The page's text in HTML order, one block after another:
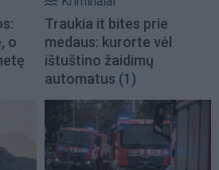
o
Traukia it bites prie
medaus: kurorte vėl
ištuštino žaidimų
automatus (1)